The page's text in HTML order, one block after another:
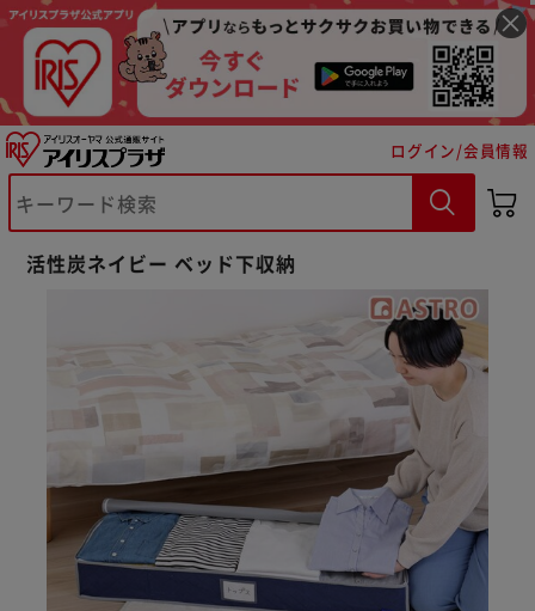
ログイン/会員情報
活性炭ネイビー ベッド下収納
※ご確認ください